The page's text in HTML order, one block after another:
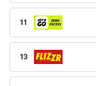
11
13